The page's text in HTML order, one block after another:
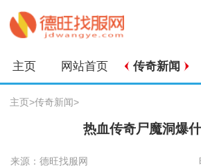
主页 网站首页 传奇新闻
主页>传奇新闻>
热血传奇尸魔洞爆
来源：德旺找服网